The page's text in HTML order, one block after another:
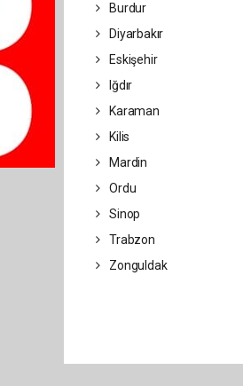
Burdur
Diyarbakır
Eskişehir
Iğdır
Karaman
Kilis
Mardin
Ordu
Sinop
Trabzon
Zonguldak